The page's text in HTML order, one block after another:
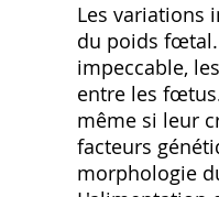
Les variations
du poids fœtal.
impeccable,
entre les
même si leur
facteurs
morphologie